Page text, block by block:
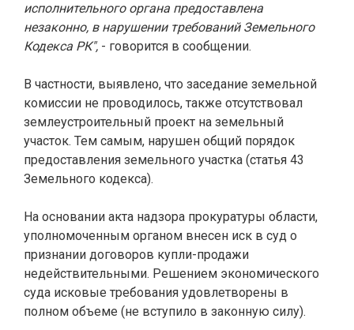
исполнительного органа предоставлена
незаконно, в нарушении требований Земельного
Кодекса РК", - говорится в сообщении.
В частности, выявлено, что заседание земельной
комиссии не проводилось, также отсутствовал
землеустроительный проект на земельный
участок. Тем самым, нарушен общий порядок
предоставления земельного участка (статья 43
Земельного кодекса).
На основании акта надзора прокуратуры области,
уполномоченным органом внесен иск в суд о
признании договоров купли-продажи
недействительными. Решением экономического
суда исковые требования удовлетворены в
полном объеме (не вступило в законную силу).